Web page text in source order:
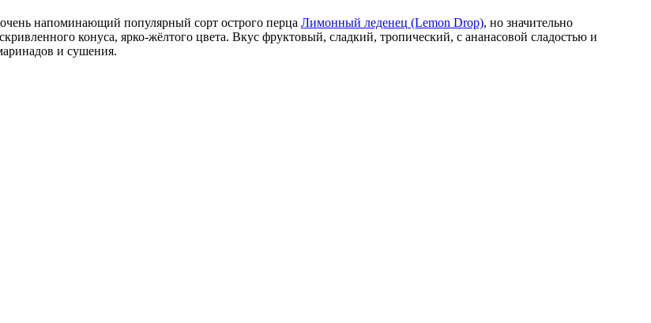
напоминающий популярный сорт острого перца Лимонный леденец (Lemon Drop), но значительно
конуса, ярко-жёлтого цвета. Вкус фруктовый, сладкий, тропический, с ананасовой сладостью и
и сушения.